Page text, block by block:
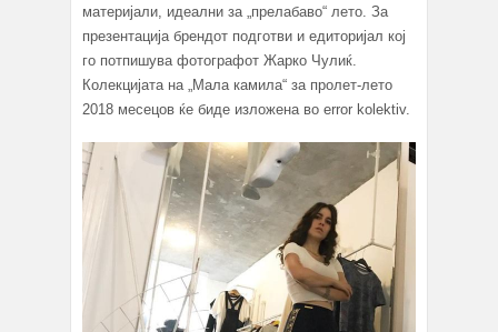
материјали, идеални за „прелабаво“ лето. За
презентација брендот подготви и едиторијал кој
го потпишува фотографот Жарко Чулиќ.
Колекцијата на „Мала камила“ за пролет-лето
2018 месецов ќе биде изложена во error kolektiv.